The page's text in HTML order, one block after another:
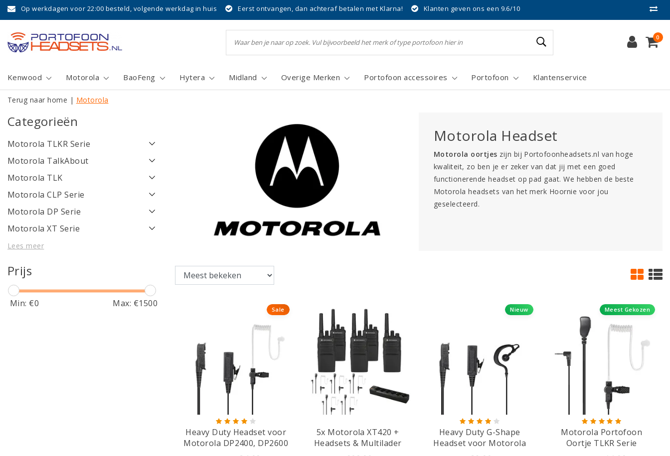
Op werkdagen voor 22:00 besteld, volgende werkdag in huis Eerst ontvangen, dan achteraf betalen met Klarna! Klanten geven ons een 9.6/10
0
Kenwood Motorola BaoFeng Hytera Midland Overige Merken Portofoon accessoires Portofoon Klantenservice
Terug naar home | Motorola
Categorieën
Motorola TLKR Serie
Motorola TalkAbout
Motorola TLK
Motorola CLP Serie
Motorola DP Serie
Motorola XT Serie
Lees meer
Prijs
Min: €0 Max: €1500
Motorola Headset
Motorola oortjes zijn bij Portofoonheadsets.nl van hoge
kwaliteit, zo ben je er zeker van dat jij met een goed
functionerende headset op pad gaat. We hebben de beste
Motorola headsets van het merk Hoornie voor jou
geselecteerd.
Sale
Heavy Duty Headset voor
Motorola DP2400, DP2600
5x Motorola XT420 +
Headsets & Multilader
Nieuw
Heavy Duty G-Shape
Headset voor Motorola
DP2400, DP2600
Meest Gekozen
Motorola Portofoon
Oortje TLKR Serie